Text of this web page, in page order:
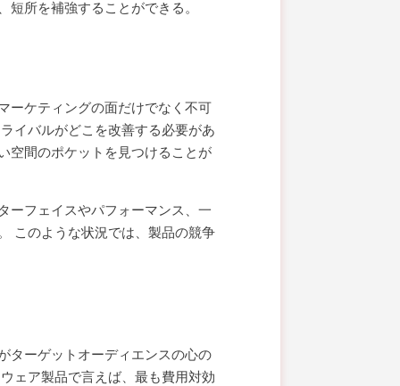
所を補強することができる。
ーケティングの面だけでなく不可
イバルがどこを改善する必要があ
空間のポケットを見つけることが
ーフェイスやパフォーマンス、一
このような状況では、製品の競争
ターゲットオーディエンスの心の
ェア製品で言えば、最も費用対効